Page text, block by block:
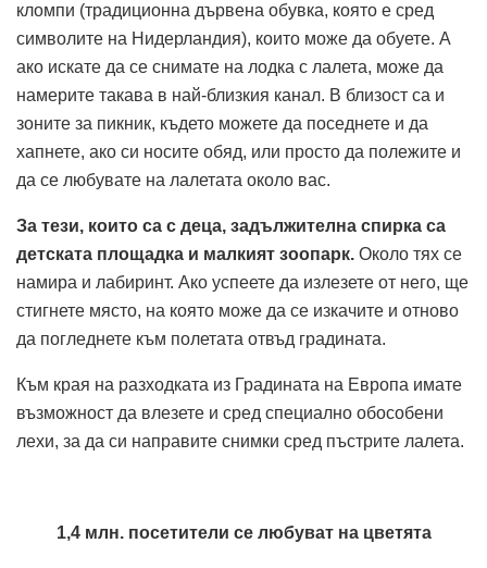
кломпи (традиционна дървена обувка, която е сред
символите на Нидерландия), които може да обуете. А
ако искате да се снимате на лодка с лалета, може да
намерите такава в най-близкия канал. В близост са и
зоните за пикник, където можете да поседнете и да
хапнете, ако си носите обяд, или просто да полежите и
да се любувате на лалетата около вас.
За тези, които са с деца, задължителна спирка са
детската площадка и малкият зоопарк. Около тях се
намира и лабиринт. Ако успеете да излезете от него, ще
стигнете място, на която може да се изкачите и отново
да погледнете към полетата отвъд градината.
Към края на разходката из Градината на Европа имате
възможност да влезете и сред специално обособени
лехи, за да си направите снимки сред пъстрите лалета.
1,4 млн. посетители се любуват на цветята